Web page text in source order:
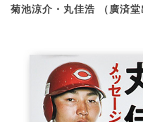
菊池涼介・丸佳浩 （廣済堂